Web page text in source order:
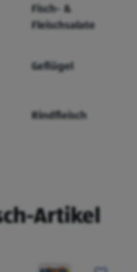
Fisch- &
Fleischsalate
Geflügel
Rindfleisch
Artikel